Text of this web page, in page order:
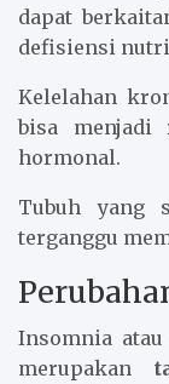
dapat
defisiensi
Kelelahan
bisa menjadi
hormonal.
Tubuh yang
terganggu
Insomnia
merupakan